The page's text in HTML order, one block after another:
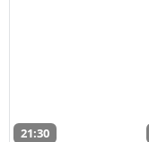
21:30